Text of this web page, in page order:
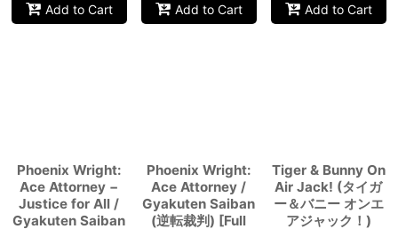
Add to Cart Add to Cart Add to Cart
Phoenix Wright:
Ace Attorney −
Justice for All /
Gyakuten Saiban
Phoenix Wright:
Ace Attorney /
Gyakuten Saiban
(逆転裁判) [Full
Tiger & Bunny On
Air Jack! (タイガ
ー＆バニー オンエ
アジャック！)